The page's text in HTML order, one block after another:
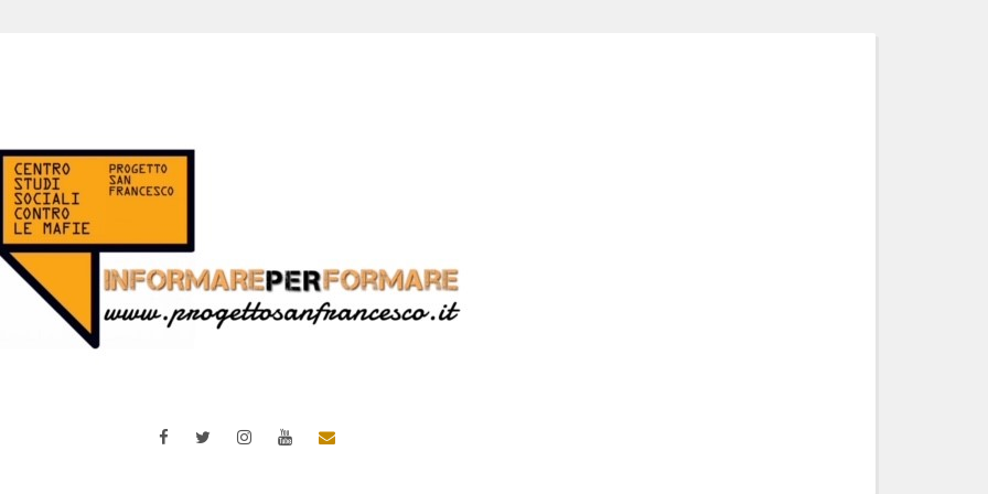
FacebookTwitterInstagramYouTubeEmail